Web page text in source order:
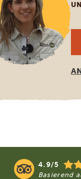
4.9/5
Basierend